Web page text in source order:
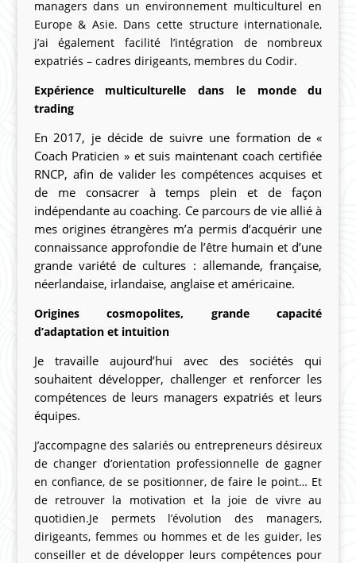
managers dans un environnement multiculturel en
Europe & Asie. Dans cette structure internationale,
j’ai également facilité l’intégration de nombreux
expatriés – cadres dirigeants, membres du Codir.
Expérience multiculturelle dans le monde du
trading
En 2017, je décide de suivre une formation de «
Coach Praticien » et suis maintenant coach certifiée
RNCP, afin de valider les compétences acquises et
de me consacrer à temps plein et de façon
indépendante au coaching. Ce parcours de vie allié à
mes origines étrangères m’a permis d’acquérir une
connaissance approfondie de l’être humain et d’une
grande variété de cultures : allemande, française,
néerlandaise, irlandaise, anglaise et américaine.
Origines cosmopolites, grande capacité
d’adaptation et intuition
Je travaille aujourd’hui avec des sociétés qui
souhaitent développer, challenger et renforcer les
compétences de leurs managers expatriés et leurs
équipes.
J’accompagne des salariés ou entrepreneurs désireux
de changer d’orientation professionnelle de gagner
en confiance, de se positionner, de faire le point… Et
de retrouver la motivation et la joie de vivre au
quotidien.Je permets l’évolution des managers,
dirigeants, femmes ou hommes et de les guider, les
conseiller et de développer leurs compétences pour